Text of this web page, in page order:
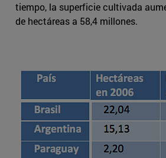
tiempo, la superficie cultivada
de hectáreas a 58,4 millones.